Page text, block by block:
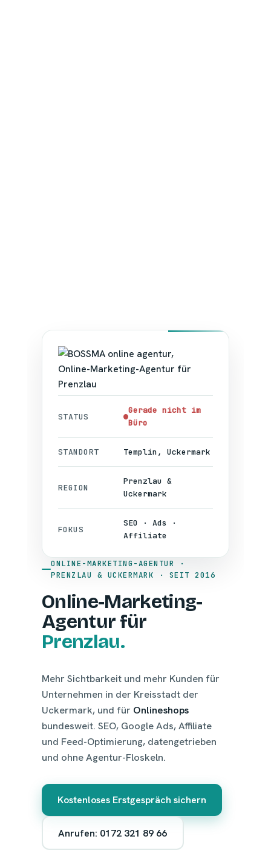
ONLINE-MARKETING-AGENTUR ·
PRENZLAU & UCKERMARK · SEIT 2016
Online-Marketing-
Agentur für
Prenzlau.
Mehr Sichtbarkeit und mehr Kunden für
Unternehmen in der Kreisstadt der
Uckermark, und für Onlineshops
bundesweit. SEO, Google Ads, Affiliate
und Feed-Optimierung, datengetrieben
und ohne Agentur-Floskeln.
Kostenloses Erstgespräch sichern
Anrufen: 0172 321 89 66
STATUS
Gerade nicht im
Büro
STANDORT Templin, Uckermark
REGION
Prenzlau &
Uckermark
FOKUS
SEO · Ads ·
Affiliate